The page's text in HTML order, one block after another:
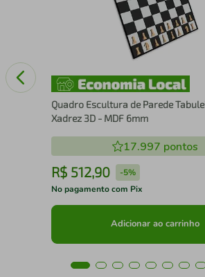
Quadro Escultura de Parede
Xadrez 3D - MDF 6mm
17.997 pontos
R$ 512,90 -5%
No pagamento com Pix
Adicionar ao carrinho